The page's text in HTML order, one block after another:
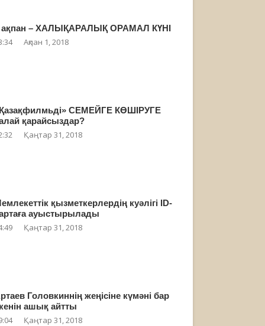
ақпан – ХАЛЫҚАРАЛЫҚ ОРАМАЛ КҮНІ
Ақпан 1, 2018
СЕМЕЙГЕ КӨШІРУГЕ
қарайсыздар?
Қаңтар 31, 2018
қызметкерлердің куәлігі ID-
ауыстырылады
Қаңтар 31, 2018
Головкиннің жеңісіне күмәні бар
ашық айтты
Қаңтар 31, 2018